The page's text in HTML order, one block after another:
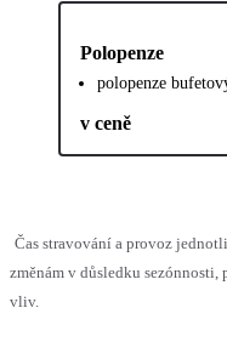
Polopenze
polopenze
v ceně
Čas stravování a provoz
změnám v důsledku
vliv.